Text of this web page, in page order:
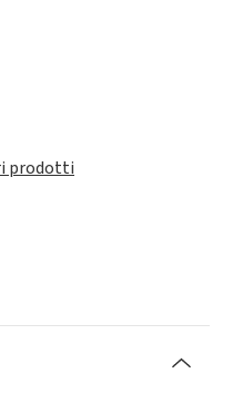
prodotti